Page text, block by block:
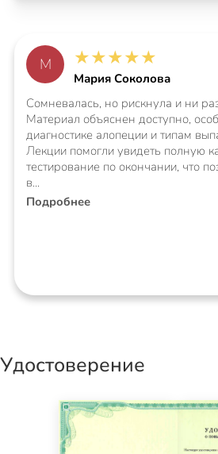
М ★★★★★
Мария Соколова
Сомневалась, но рискнула и ни
Материал объяснен доступно,
диагностике алопеции и типам
Лекции помогли увидеть полную
тестирование по окончании, что
в
Подробнее
Удостоверение